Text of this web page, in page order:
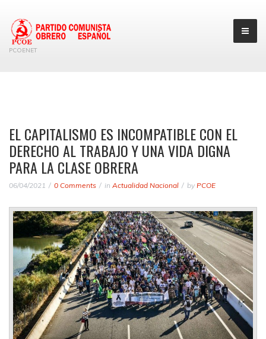
PCOENET
EL CAPITALISMO ES INCOMPATIBLE CON EL
DERECHO AL TRABAJO Y UNA VIDA DIGNA
PARA LA CLASE OBRERA
06/04/2021 0 Comments in Actualidad Nacional by PCOE